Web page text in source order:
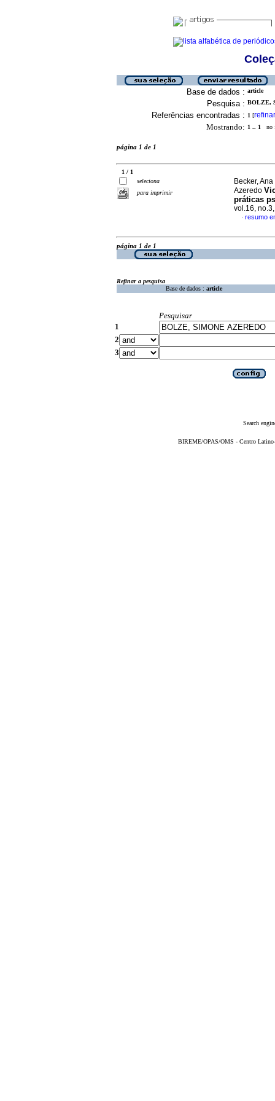
Base de dados : article
Pesquisa : BOLZE,
Referências encontradas : 1 [refinar
Mostrando: 1 .. 1 no
página 1 de 1
1 / 1
seleciona
para imprimir
Becker,
Azeredo
práticas
vol.16,
· resumo
página 1 de 1
Refinar a pesquisa
Base de dados : article
Pesquisar
1
2
3
Search
BIREME/OPAS/OMS - Centro Latino-